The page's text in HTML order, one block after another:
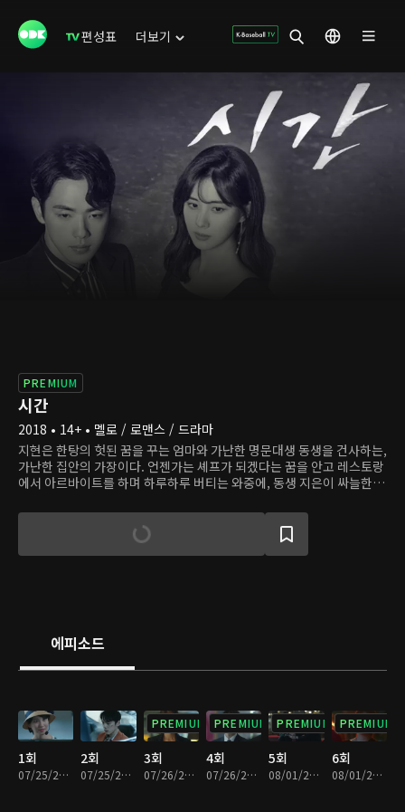
편성표 더보기
PREMIUM
시간
2018 • 14+ • 멜로 / 로맨스 / 드라마
지현은 한탕의 헛된 꿈을 꾸는 엄마와 가난한 명문대생 동생을 건사하는,
가난한 집안의 가장이다. 언젠가는 셰프가 되겠다는 꿈을 안고 레스토랑
에서 아르바이트를 하며 하루하루 버티는 와중에, 동생 지은이 싸늘한 시
있어줬던 남자친구 민석이 지현을 떠난다. 하루하루 버티며 동생의 죽음
에 대한 진실을 밝히려 뛰어다니는 지현의 앞에 재벌 2세 수호가 나타난
다. 수호는 지현의 주위를 맴돌며 지현이 하는 일을 돕는 듯하지만, 지현
에피소드
1회
07/25/2018 • 31분
2회
07/25/2018 • 29분
PREMIUM
3회
07/26/2018 • 31분
PREMIUM
4회
07/26/2018 • 28분
PREMIUM
5회
08/01/2018 • 29분
PREMIUM
6회
08/01/2018 • 30분